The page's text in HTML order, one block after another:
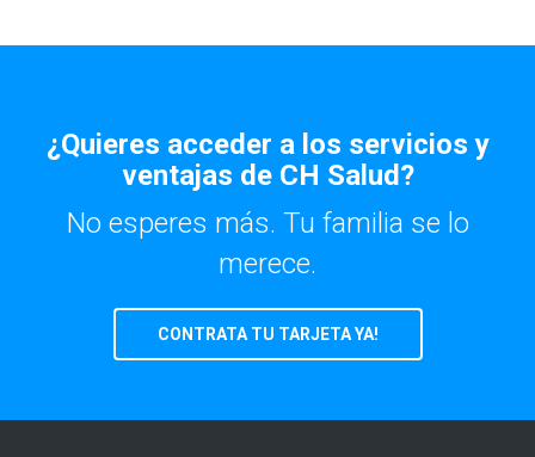
¿Quieres acceder a los servicios y
ventajas de CH Salud?
No esperes más. Tu familia se lo
merece.
CONTRATA TU TARJETA YA!